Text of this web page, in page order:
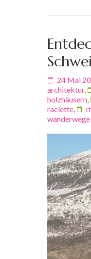
24 Mai
architektur,
holzhäusern,
raclette,
wanderwege